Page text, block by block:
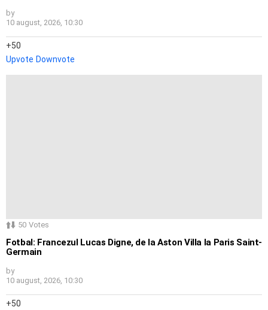
by
10 august, 2026, 10:30
50
Upvote Downvote
50 Votes
Fotbal: Francezul Lucas Digne, de la Aston Villa la Paris Saint-
Germain
by
10 august, 2026, 10:30
50